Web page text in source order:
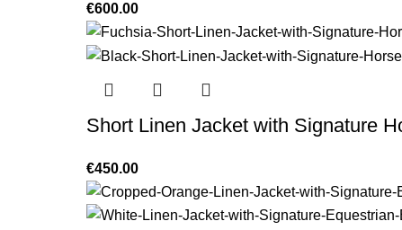
€600.00
Short Linen Jacket with Signature
€450.00